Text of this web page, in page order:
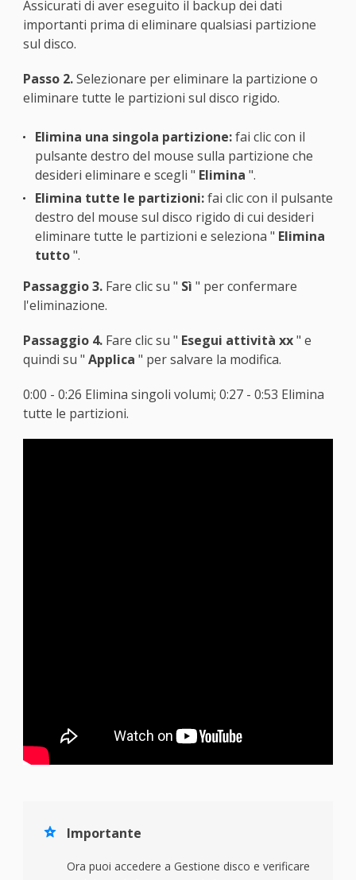
Assicurati di aver eseguito il backup dei dati
importanti prima di eliminare qualsiasi partizione
sul disco.
Passo 2.Selezionare per eliminare la partizione o
eliminare tutte le partizioni sul disco rigido.
Elimina una singola partizione:fai clic con il
pulsante destro del mouse sulla partizione che
desideri eliminare e scegli " Elimina ".
Elimina tutte le partizioni:fai clic con il pulsante
destro del mouse sul disco rigido di cui desideri
eliminare tutte le partizioni e seleziona " Elimina
tutto".
Passaggio 3.Fare clic su " Sì " per confermare
l'eliminazione.
Passaggio 4.Fare clic su " Esegui attività xx" e
quindi su " Applica " per salvare la modifica.
0:00 - 0:26 Elimina singoli volumi; 0:27 - 0:53 Elimina
tutte le partizioni.
 Importante
Ora puoi accedere a Gestione disco e verificare